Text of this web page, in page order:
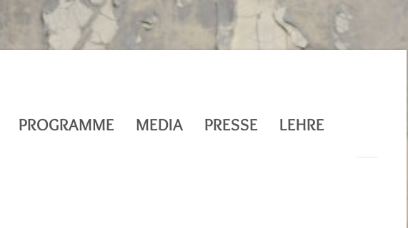
PROGRAMME MEDIA PRESSE LEHRE